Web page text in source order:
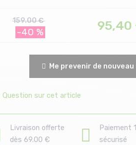
159.00 €
-40 % 95,40
Me prevenir de
Question sur cet article
Livraison offerte
dès 69.00 €
Paiement
sécurisé